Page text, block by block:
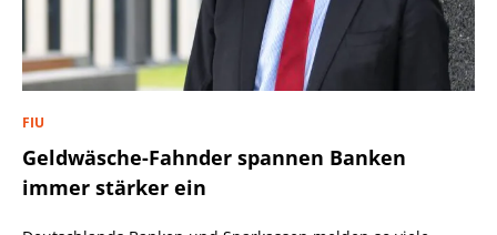
FIU
Geldwäsche-Fahnder spannen Banken
immer stärker ein